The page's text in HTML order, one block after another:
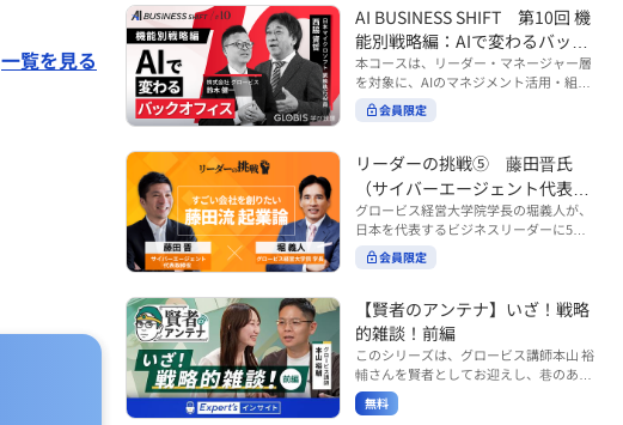
一覧を見る
3%BC%E3%82%AF%E3%82%B7%E3%
83%95%E3%83%88 ※本コースは、AIの
マネジメント活用を学ぶ「AIビジネスシ
フト」シリーズの一環として提供してい
ます。 ※本動画は、制作時点の情報に基
づき作成したものです（2026年03月制
か？ このコースは、あなたが“ありたい
自分”として生き、キャリアをデザイン
していくための思考と行動のガイドにな
ります。 ※本動画は、制作時点の情報に
基づき作成したものです（2025年11月
制作）
つつ、自律的に仕事を進めてもらうため
にはどうすればよいのか。 こうした悩み
に直面するリーダー・マネージャーの方
は多いのではないでしょうか。 変化が激
しく、正解のない現代においては、指示
や助言にとどまらず、メンバーの思考を
引き出し、自律的な行動を促す「コーチ
す。 本コースでは、基礎的なコーチング
の考え方を押さえたうえで、実際の職場
で起こりがちな事例をもとに、相手の思
考と行動を引き出す関わり方を学びま
す。 また、代表的なコーチングのフレー
ムワークである「GROWモデル」を取り
の主体性を引き出していくのかを、わか
りやすく解説します。 メンバーとの対話
を、成長を促す機会へと変えていく。そ
の第一歩としておすすめのコースです。
コース内で紹介している「傾聴力」を深
めたい方は、こちらも合わせてご覧くだ
さい。 ・傾聴力 ~リーダーのための聴く
AI BUSINESS SHIFT 第10回 機
能別戦略編：AIで変わるバック
オフィス
本コースは、リーダー・マネージャー層
を対象に、AIのマネジメント活用・組織
活用を体系的に学ぶ 『AI BUSINESS SHI
FTシリーズ（全12回）』の第10回で
バックオフィス」では、人事・総務・労
務・経理・情報システムなどのバックオ
フィス領域において、定型業務の自動化
や効率化といった現場レベルのAI活用だ
けでなく、いかにして経営や戦略に貢献
する存在へと進化していくのかについて
考えを深め、学んでいきます。 ■こんな
理・情シスなど、バックオフィス部門を
率いるリーダー・マネージャーの方 ・バ
ックオフィス業務へのAI活用やDX推進を
担っている方 ・AI時代におけるバックオ
フィスの役割や戦略のあり方を考えたい
方 ■AIシフトシリーズとは？ 『AI BUSI
会員限定
リーダーの挑戦⑤ 藤田晋氏
（サイバーエージェント代表取
締役）
グロービス経営大学院学長の堀義人が、
日本を代表するビジネスリーダーに5つ
の質問（能力開発／挑戦／試練／仲間／
志）を投げかけ、その人生哲学を解き明
ーエージェント代表取締役の藤田晋氏。
起業の理由、経営をどうやって学んだ
か、アメーバブログ・ABEMAの立ち上
げ、経営チームづくりについてなど聞い
ていきます。（肩書きは2020年12月11
日撮影当時のもの） 藤田 晋 サイバー
会員限定
【賢者のアンテナ】いざ！戦略
的雑談！前編
このシリーズは、グロービス講師本山 裕
輔さんを賢者としてお迎えし、巷のあり
とあらゆるものを独自の視点で紐解き、
皆様の学びの意欲を刺激するコンテンツ
無料